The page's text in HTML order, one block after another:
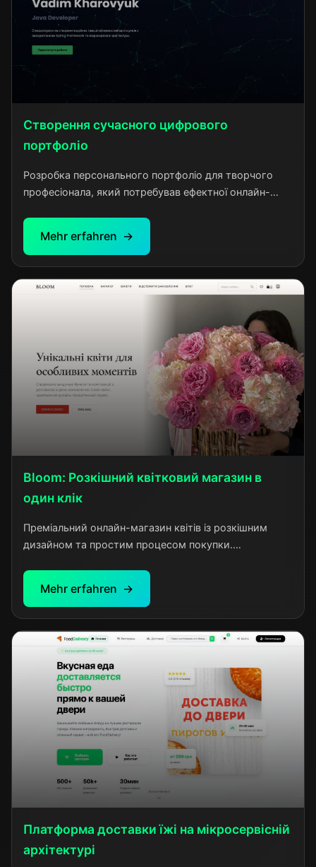
Створення сучасного цифрового
портфоліо
Розробка персонального портфоліо для творчого
професіонала, який потребував ефектної онлайн-
звернувся з потребою у створенні яскравого та
запам'ятовуваного веб-сайту, який би виділив його
рівень професіоналізму.
Mehr erfahren
Bloom: Розкішний квітковий магазин в
один клік
Преміальний онлайн-магазин квітів із розкішним
дизайном та простим процесом покупки.
моментів
Mehr erfahren
Платформа доставки їжі на мікросервісній
архітектурі